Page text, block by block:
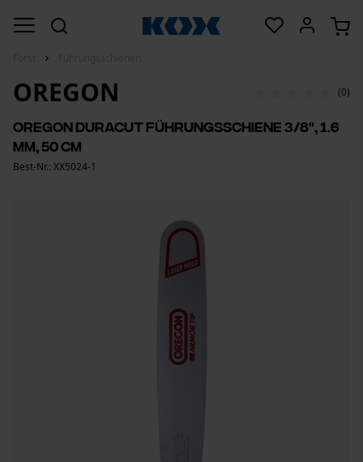
OREGON (0)
Oregon DuraCut Führungsschiene 3/8", 1.6
mm, 50 cm
Best-Nr.: XX5024-1